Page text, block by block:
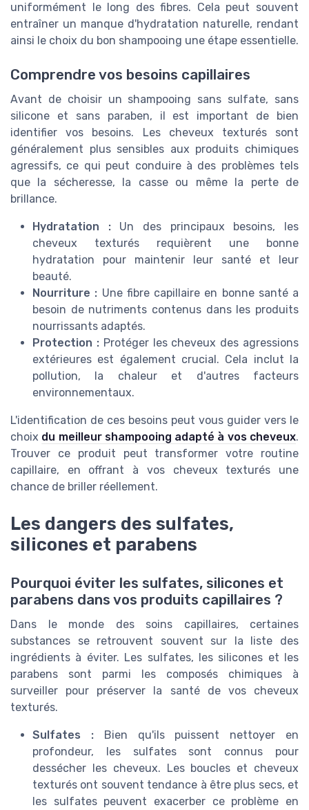
uniformément le long des fibres. Cela peut souvent
entraîner un manque d'hydratation naturelle, rendant
ainsi le choix du bon shampooing une étape essentielle.
Comprendre vos besoins capillaires
Avant de choisir un shampooing sans sulfate, sans
silicone et sans paraben, il est important de bien
identifier vos besoins. Les cheveux texturés sont
généralement plus sensibles aux produits chimiques
agressifs, ce qui peut conduire à des problèmes tels
que la sécheresse, la casse ou même la perte de
brillance.
Hydratation :Un des principaux besoins, les
cheveux texturés requièrent une bonne
hydratation pour maintenir leur santé et leur
beauté.
Nourriture : Une fibre capillaire en bonne santé a
besoin de nutriments contenus dans les produits
nourrissants adaptés.
Protection :Protéger les cheveux des agressions
extérieures est également crucial. Cela inclut la
pollution, la chaleur et d'autres facteurs
environnementaux.
L'identification de ces besoins peut vous guider vers le
choix du meilleur shampooing adapté à vos cheveux.
Trouver ce produit peut transformer votre routine
capillaire, en offrant à vos cheveux texturés une
chance de briller réellement.
Les dangers des sulfates,
silicones et parabens
Pourquoi éviter les sulfates, silicones et
parabens dans vos produits capillaires ?
Dans le monde des soins capillaires, certaines
substances se retrouvent souvent sur la liste des
ingrédients à éviter. Les sulfates, les silicones et les
parabens sont parmi les composés chimiques à
surveiller pour préserver la santé de vos cheveux
texturés.
Sulfates : Bien qu'ils puissent nettoyer en
profondeur, les sulfates sont connus pour
dessécher les cheveux. Les boucles et cheveux
texturés ont souvent tendance à être plus secs, et
les sulfates peuvent exacerber ce problème en